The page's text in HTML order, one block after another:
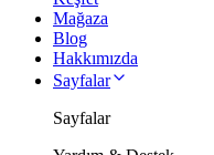
Mağaza
Blog
Hakkımızda
Sayfalar
Sayfalar